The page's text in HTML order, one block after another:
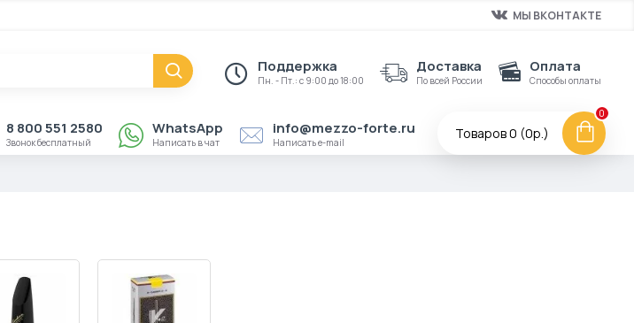
МЫ ВКОНТАКТЕ
Поддержка
Пн. - Пт.: с 9:00 до 18:00
Доставка
По всей России
Оплата
Способы оплаты
8 800 551 2580
Звонок бесплатный
WhatsApp
Написать в чат
info@mezzo-forte.ru
Написать e-mail
Товаров 0 (0р.)
0